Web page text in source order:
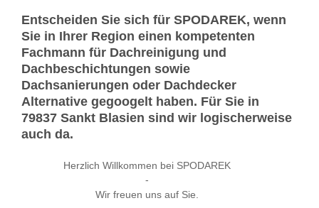
Entscheiden Sie sich für SPODAREK, wenn
Sie in Ihrer Region einen kompetenten
Fachmann für Dachreinigung und
Dachbeschichtungen sowie
Dachsanierungen oder Dachdecker
Alternative gegoogelt haben. Für Sie in
79837 Sankt Blasien sind wir logischerweise
auch da.
Herzlich Willkommen bei SPODAREK
-
Wir freuen uns auf Sie.